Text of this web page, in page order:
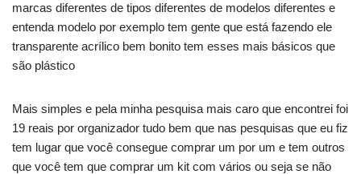
marcas diferentes de tipos diferentes de modelos diferentes e
entenda modelo por exemplo tem gente que está fazendo ele
transparente acrílico bem bonito tem esses mais básicos que
são plástico
Mais simples e pela minha pesquisa mais caro que encontrei foi
19 reais por organizador tudo bem que nas pesquisas que eu fiz
tem lugar que você consegue comprar um por um e tem outros
que você tem que comprar um kit com vários ou seja se não